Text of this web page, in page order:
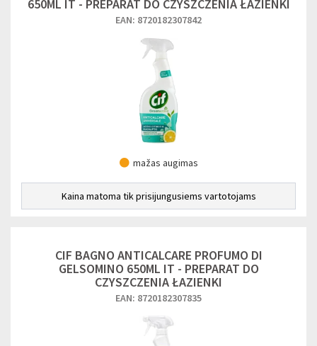
650ML IT - PREPARAT DO CZYSZCZENIA ŁAZIENKI
EAN: 8720182307842
mažas augimas
Kaina matoma tik prisijungusiems vartotojams
CIF BAGNO ANTICALCARE PROFUMO DI
GELSOMINO 650ML IT - PREPARAT DO
CZYSZCZENIA ŁAZIENKI
EAN: 8720182307835